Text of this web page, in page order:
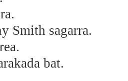
Smith sagarra.
bat.